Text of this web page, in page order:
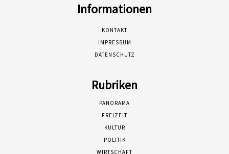
Informationen
KONTAKT
IMPRESSUM
DATENSCHUTZ
Rubriken
PANORAMA
FREIZEIT
KULTUR
POLITIK
WIRTSCHAFT